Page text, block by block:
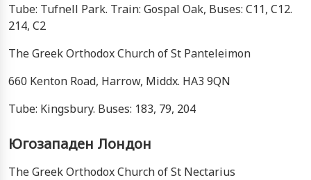
Tube: Tufnell Park. Train: Gospal Oak, Buses: C11, C12.
214, C2
The Greek Orthodox Church of St Panteleimon
660 Kenton Road, Harrow, Middx. HA3 9QN
Tube: Kingsbury. Buses: 183, 79, 204
Югозападен Лондон
The Greek Orthodox Church of St Nectarius